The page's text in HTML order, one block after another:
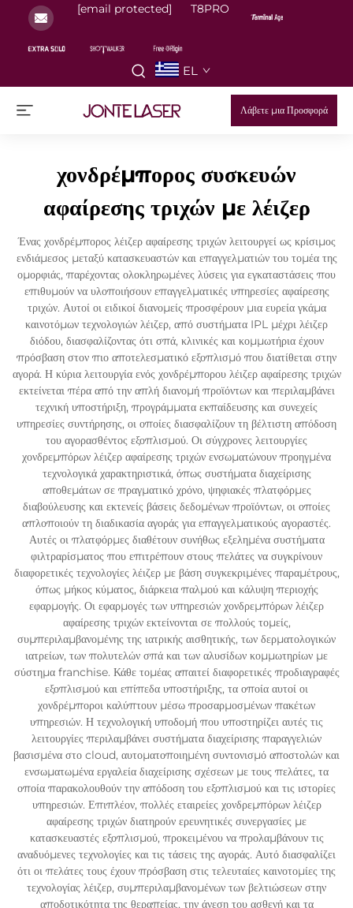
[email protected] T8PRO
EL
Λάβετε μια Προσφορά
χονδρέμπορος συσκευών
αφαίρεσης τριχών με λέιζερ
Ένας χονδρέμπορος λέιζερ αφαίρεσης τριχών λειτουργεί ως κρίσιμος
ενδιάμεσος μεταξύ κατασκευαστών και επαγγελματιών του τομέα της
ομορφιάς, παρέχοντας ολοκληρωμένες λύσεις για εγκαταστάσεις που
επιθυμούν να υλοποιήσουν επαγγελματικές υπηρεσίες αφαίρεσης
τριχών. Αυτοί οι ειδικοί διανομείς προσφέρουν μια ευρεία γκάμα
καινοτόμων τεχνολογιών λέιζερ, από συστήματα IPL μέχρι λέιζερ
διόδου, διασφαλίζοντας ότι σπά, κλινικές και κομμωτήρια έχουν
πρόσβαση στον πιο αποτελεσματικό εξοπλισμό που διατίθεται στην
αγορά. Η κύρια λειτουργία ενός χονδρέμπορου λέιζερ αφαίρεσης τριχών
εκτείνεται πέρα από την απλή διανομή προϊόντων και περιλαμβάνει
τεχνική υποστήριξη, προγράμματα εκπαίδευσης και συνεχείς
υπηρεσίες συντήρησης, οι οποίες διασφαλίζουν τη βέλτιστη απόδοση
του αγορασθέντος εξοπλισμού. Οι σύγχρονες λειτουργίες
χονδρεμπόρων λέιζερ αφαίρεσης τριχών ενσωματώνουν προηγμένα
τεχνολογικά χαρακτηριστικά, όπως συστήματα διαχείρισης
αποθεμάτων σε πραγματικό χρόνο, ψηφιακές πλατφόρμες
διαβούλευσης και εκτενείς βάσεις δεδομένων προϊόντων, οι οποίες
απλοποιούν τη διαδικασία αγοράς για επαγγελματικούς αγοραστές.
Αυτές οι πλατφόρμες διαθέτουν συνήθως εξελημένα συστήματα
φιλτραρίσματος που επιτρέπουν στους πελάτες να συγκρίνουν
διαφορετικές τεχνολογίες λέιζερ με βάση συγκεκριμένες παραμέτρους,
όπως μήκος κύματος, διάρκεια παλμού και κάλυψη περιοχής
εφαρμογής. Οι εφαρμογές των υπηρεσιών χονδρεμπόρων λέιζερ
αφαίρεσης τριχών εκτείνονται σε πολλούς τομείς,
συμπεριλαμβανομένης της ιατρικής αισθητικής, των δερματολογικών
ιατρείων, των πολυτελών σπά και των αλυσίδων κομμωτηρίων με
σύστημα franchise. Κάθε τομέας απαιτεί διαφορετικές προδιαγραφές
εξοπλισμού και επίπεδα υποστήριξης, τα οποία αυτοί οι
χονδρέμποροι καλύπτουν μέσω προσαρμοσμένων πακέτων
υπηρεσιών. Η τεχνολογική υποδομή που υποστηρίζει αυτές τις
λειτουργίες περιλαμβάνει συστήματα διαχείρισης παραγγελιών
βασισμένα στο cloud, αυτοματοποιημένη συντονισμό αποστολών και
ενσωματωμένα εργαλεία διαχείρισης σχέσεων με τους πελάτες, τα
οποία παρακολουθούν την απόδοση του εξοπλισμού και τις ιστορίες
υπηρεσιών. Επιπλέον, πολλές εταιρείες χονδρεμπόρων λέιζερ
αφαίρεσης τριχών διατηρούν ερευνητικές συνεργασίες με
κατασκευαστές εξοπλισμού, προκειμένου να προλαμβάνουν τις
αναδυόμενες τεχνολογίες και τις τάσεις της αγοράς. Αυτό διασφαλίζει
ότι οι πελάτες τους έχουν πρόσβαση στις τελευταίες καινοτομίες της
τεχνολογίας λέιζερ, συμπεριλαμβανομένων των βελτιώσεων στην
αποδοτικότητα της θεραπείας, την άνεση του ασθενή και τα